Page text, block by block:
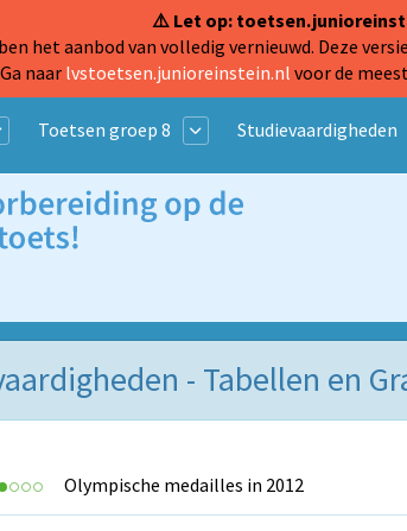
⚠️ Let op:
het aanbod van volledig vernieuwd. Deze
Ga naar lvstoetsen.junioreinstein.nl voor de
Toetsen groep 8 Studievaardigheden
- Tabellen en
Olympische medailles in 2012